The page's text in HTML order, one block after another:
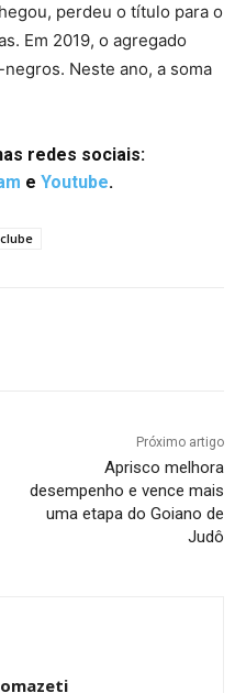
perdeu o título para o
Em 2019, o agregado
Neste ano, a soma
redes sociais:
e Youtube.
Próximo artigo
Aprisco melhora
desempenho e vence mais
uma etapa do Goiano de
Judô